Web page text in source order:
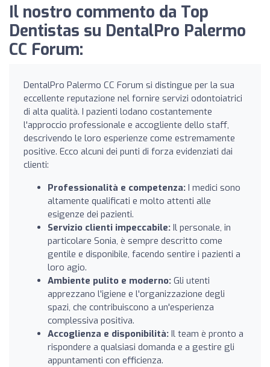
Il nostro commento da Top
Dentistas su DentalPro Palermo
CC Forum:
DentalPro Palermo CC Forum si distingue per la sua
eccellente reputazione nel fornire servizi odontoiatrici
di alta qualità. I pazienti lodano costantemente
l'approccio professionale e accogliente dello staff,
descrivendo le loro esperienze come estremamente
positive. Ecco alcuni dei punti di forza evidenziati dai
clienti:
Professionalità e competenza: I medici sono
altamente qualificati e molto attenti alle
esigenze dei pazienti.
Servizio clienti impeccabile: Il personale, in
particolare Sonia, è sempre descritto come
gentile e disponibile, facendo sentire i pazienti a
loro agio.
Ambiente pulito e moderno: Gli utenti
apprezzano l'igiene e l'organizzazione degli
spazi, che contribuiscono a un'esperienza
complessiva positiva.
Accoglienza e disponibilità: Il team è pronto a
rispondere a qualsiasi domanda e a gestire gli
appuntamenti con efficienza.